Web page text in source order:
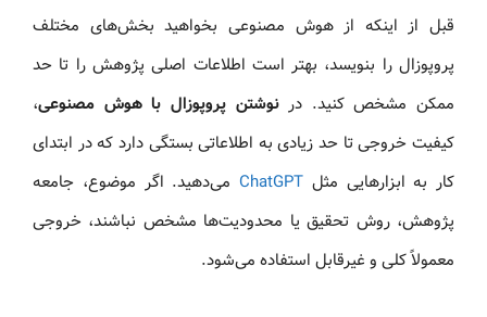
قبل از اینکه از هوش مصنوعی بخواهید بخش‌های مختلف
پروپوزال را بنویسد، بهتر است اطلاعات اصلی پژوهش را تا حد
ممکن مشخص کنید. درنوشتن پروپوزال با هوش مصنوعی،
کیفیت خروجی تا حد زیادی به اطلاعاتی بستگی دارد که در ابتدای
کار به ابزارهایی مثل ChatGPT می‌دهید. اگر موضوع، جامعه
پژوهش، روش تحقیق یا محدودیت‌ها مشخص نباشند، خروجی
معمولاً کلی و غیرقابل استفاده می‌شود.